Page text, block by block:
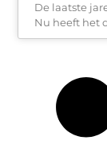
De laatste
Nu heeft het